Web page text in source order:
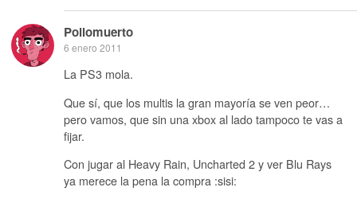
Pollomuerto
6 enero 2011
La PS3 mola.
Que sí, que los multis la gran mayoría se ven peor…
pero vamos, que sin una xbox al lado tampoco te vas a
fijar.
Con jugar al Heavy Rain, Uncharted 2 y ver Blu Rays
ya merece la pena la compra :sisi: